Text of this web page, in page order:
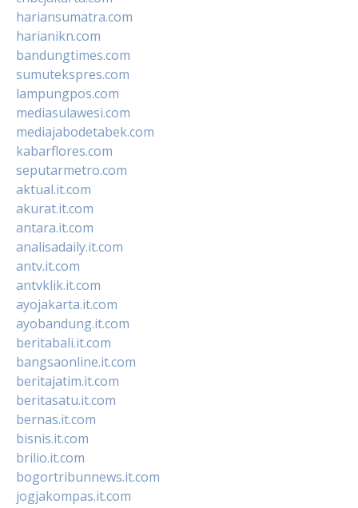
hariansumatra.com
harianikn.com
bandungtimes.com
sumutekspres.com
lampungpos.com
mediasulawesi.com
mediajabodetabek.com
kabarflores.com
seputarmetro.com
aktual.it.com
akurat.it.com
antara.it.com
analisadaily.it.com
antv.it.com
antvklik.it.com
ayojakarta.it.com
ayobandung.it.com
beritabali.it.com
bangsaonline.it.com
beritajatim.it.com
beritasatu.it.com
bernas.it.com
bisnis.it.com
brilio.it.com
bogortribunnews.it.com
jogjakompas.it.com